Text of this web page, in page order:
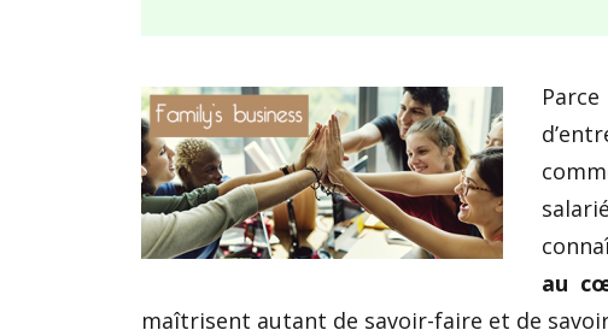
au
maîtrisent autant de savoir-faire et de